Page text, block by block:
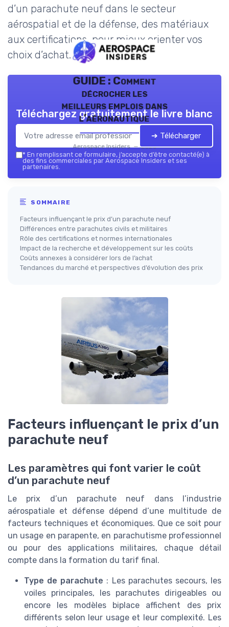
d’un parachute neuf dans le secteur
aérospatial et de la défense, des matériaux
aux certifications, pour mieux orienter vos
choix d’achat.
GUIDE : Comment
décrocher les
meilleurs emplois dans
l’aéronautique
Aerospace Insiders — 2026
Téléchargez gratuitement le livre blanc
➔ Télécharger
* En remplissant ce formulaire, j’accepte d’être contacté(e) à
des fins commerciales par Aerospace Insiders et ses
partenaires.
SOMMAIRE
Facteurs influençant le prix d’un parachute neuf
Différences entre parachutes civils et militaires
Rôle des certifications et normes internationales
Impact de la recherche et développement sur les coûts
Coûts annexes à considérer lors de l’achat
Tendances du marché et perspectives d’évolution des prix
Facteurs influençant le prix d’un
parachute neuf
Les paramètres qui font varier le coût
d’un parachute neuf
Le prix d’un parachute neuf dans l’industrie
aérospatiale et défense dépend d’une multitude de
facteurs techniques et économiques. Que ce soit pour
un usage en parapente, en parachutisme professionnel
ou pour des applications militaires, chaque détail
compte dans la formation du tarif final.
Type de parachute : Les parachutes secours, les
voiles principales, les parachutes dirigeables ou
encore les modèles biplace affichent des prix
différents selon leur usage et leur complexité. Les